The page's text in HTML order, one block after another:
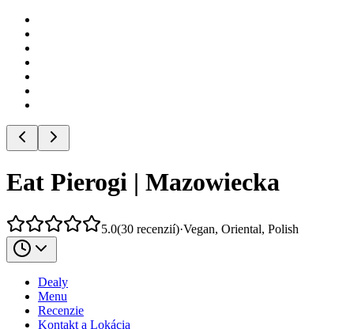
Eat Pierogi | Mazowiecka
5.0(30 recenzií)·Vegan, Oriental, Polish
Dealy
Menu
Recenzie
Kontakt a Lokácia